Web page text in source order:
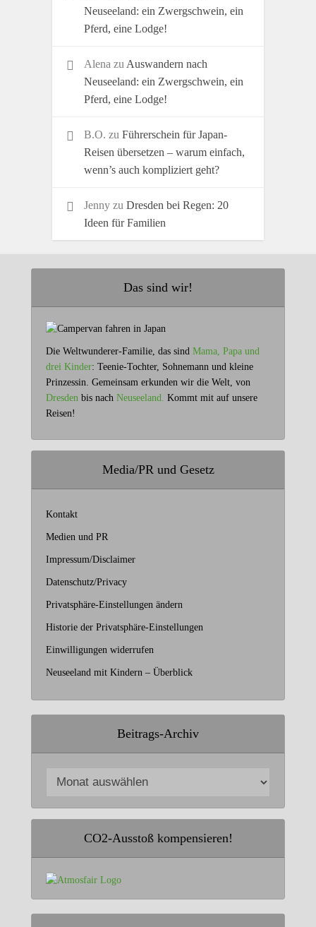
Neuseeland: ein Zwergschwein, ein
Pferd, eine Lodge!
Alena zu Auswandern nach
Neuseeland: ein Zwergschwein, ein
Pferd, eine Lodge!
B.O. zu Führerschein für Japan-
Reisen übersetzen – warum einfach,
wenn’s auch kompliziert geht?
Jenny zu Dresden bei Regen: 20
Ideen für Familien
Das sind wir!
Die Weltwunderer-Familie, das sind Mama, Papa und
drei Kinder: Teenie-Tochter, Sohnemann und kleine
Prinzessin. Gemeinsam erkunden wir die Welt, von
Dresden bis nach Neuseeland. Kommt mit auf unsere
Reisen!
Media/PR und Gesetz
Kontakt
Medien und PR
Impressum/Disclaimer
Datenschutz/Privacy
Privatsphäre-Einstellungen ändern
Historie der Privatsphäre-Einstellungen
Einwilligungen widerrufen
Neuseeland mit Kindern – Überblick
Beitrags-Archiv
CO2-Ausstoß kompensieren!